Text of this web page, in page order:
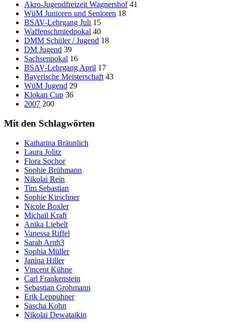
Akro-Jugendfreizeit Wagnershof 41
WüM Junioren und Senioren 18
BSAV-Lehrgang Juli 15
Waffenschmiedpokal 40
DMM Schüler / Jugend 18
DM Jugend 39
Sachsenpokal 16
BSAV-Lehrgang April 17
Bayerische Meisterschaft 43
WüM Jugend 29
Klokan Cup 36
2007 200
Mit den Schlagwörten
Katharina Bräunlich
Laura Jolitz
Flora Sochor
Sophie Brühmann
Nikolai Rein
Tim Sebastian
Sophie Kirschner
Nicole Boxler
Michail Kraft
Anika Liebelt
Vanessa Riffel
Sarah Arnh3
Sophia Müller
Janina Hiller
Vincent Kühne
Carl Frankenstein
Sebastian Grohmann
Erik Leppuhner
Sascha Kohn
Nikolai Dewataikin